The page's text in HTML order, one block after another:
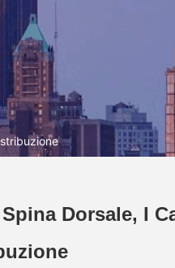
Dorsale, I